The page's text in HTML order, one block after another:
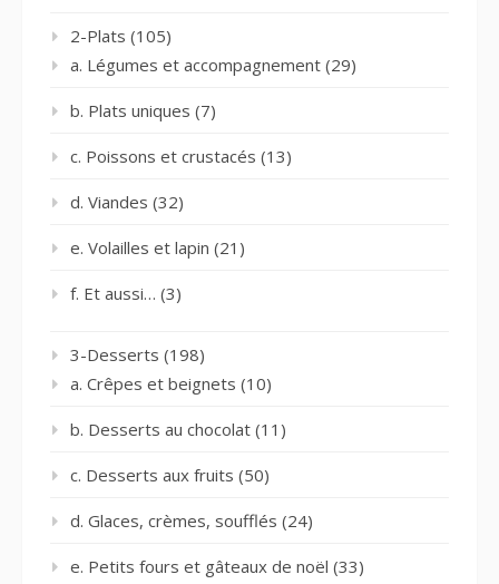
2-Plats (105)
a. Légumes et accompagnement (29)
b. Plats uniques (7)
c. Poissons et crustacés (13)
d. Viandes (32)
e. Volailles et lapin (21)
f. Et aussi… (3)
3-Desserts (198)
a. Crêpes et beignets (10)
b. Desserts au chocolat (11)
c. Desserts aux fruits (50)
d. Glaces, crèmes, soufflés (24)
e. Petits fours et gâteaux de noël (33)